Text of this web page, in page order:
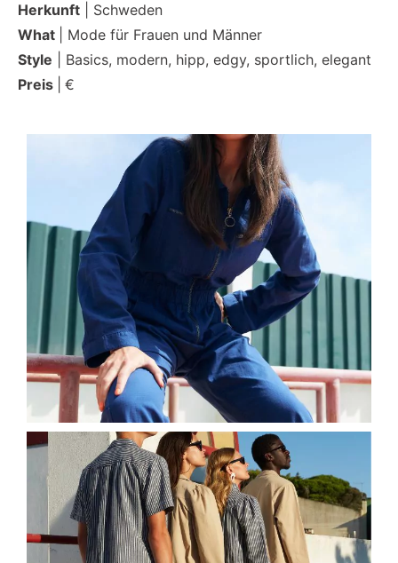
Herkunft | Schweden
What
| Mode für Frauen und Männer
Style | Basics, modern, hipp, edgy, sportlich, elegant
Preis
€